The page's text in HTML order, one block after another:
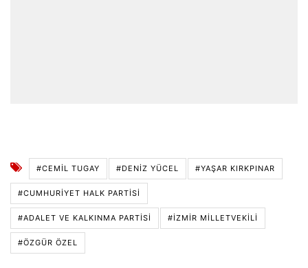
#CEMIL TUGAY #DENIZ YÜCEL #YAŞAR KIRKPINAR
#CUMHURİYET HALK PARTİSİ
#ADALET VE KALKINMA PARTISI #İZMIR MILLETVEKILI
#ÖZGÜR ÖZEL